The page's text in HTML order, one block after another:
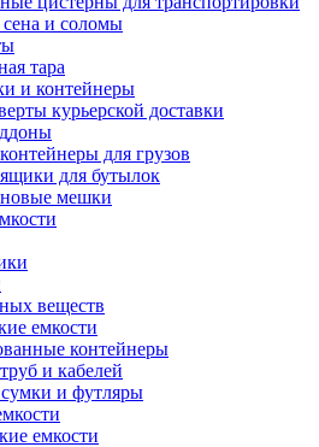
и соломы
тара
и контейнеры
курьерской доставки
для грузов
для бутылок
мешки
веществ
емкости
контейнеры
и кабелей
и футляры
емкости